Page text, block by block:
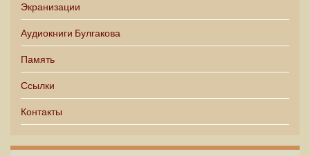
Экранизации
Аудиокниги Булгакова
Память
Ссылки
Контакты